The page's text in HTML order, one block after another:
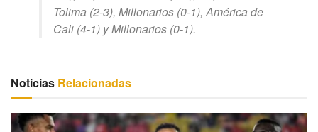
Tolima (2-3), Millonarios (0-1), América de
Cali (4-1) y Millonarios (0-1).
Noticias Relacionadas